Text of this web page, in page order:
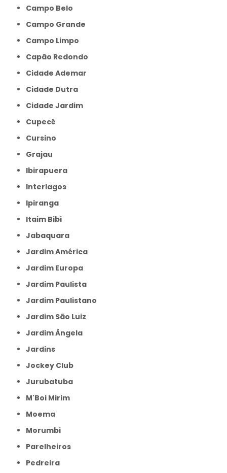
Campo Belo
Campo Grande
Campo Limpo
Capão Redondo
Cidade Ademar
Cidade Dutra
Cidade Jardim
Cupecê
Cursino
Grajau
Ibirapuera
Interlagos
Ipiranga
Itaim Bibi
Jabaquara
Jardim América
Jardim Europa
Jardim Paulista
Jardim Paulistano
Jardim São Luiz
Jardim Ângela
Jardins
Jockey Club
Jurubatuba
M'Boi Mirim
Moema
Morumbi
Parelheiros
Pedreira